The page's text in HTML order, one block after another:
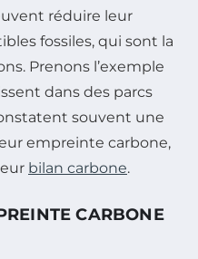
réduire leur
fossiles, qui sont la
Prenons l’exemple
dans des parcs
souvent une
empreinte carbone,
bilan carbone.
CARBONE